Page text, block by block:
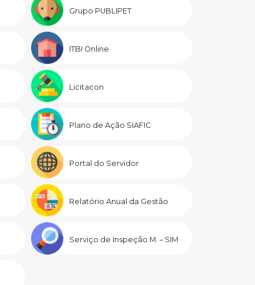
Grupo PUBLIPET
ITBI Online
Licitacon
Plano de Ação SIAFIC
Portal do Servidor
Relatório Anual da Gestão
Serviço de Inspeção M. – SIM